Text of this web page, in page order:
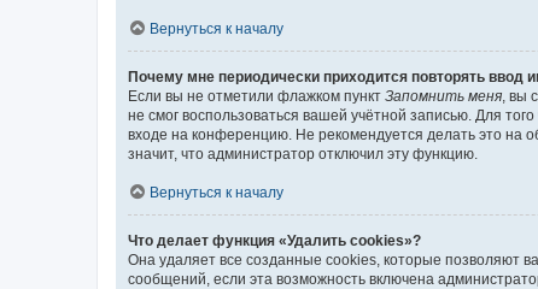
Вернуться к началу
Почему мне периодически приходится повторять ввод
Если вы не отметили флажком пункт Запомнить меня , вы
не смог воспользоваться вашей учётной записью. Для
входе на конференцию. Не рекомендуется делать это на
значит, что администратор отключил эту функцию.
Вернуться к началу
Что делает функция «Удалить cookies»?
Она удаляет все созданные cookies, которые позволяют
сообщений, если эта возможность включена